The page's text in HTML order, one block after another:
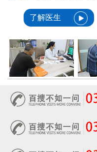
了解医生